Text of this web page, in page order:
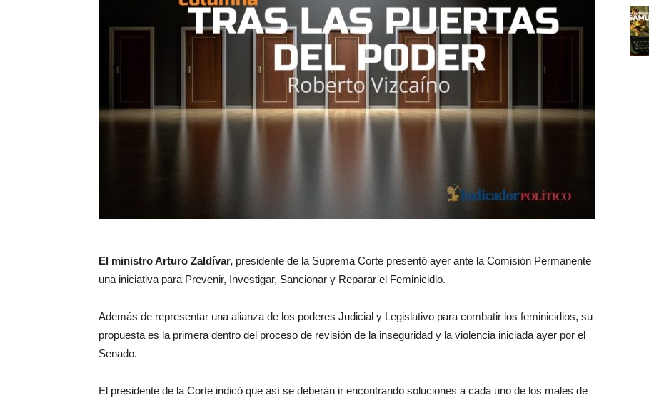
El ministro Arturo Zaldívar, presidente de la Suprema Corte presentó ayer ante la Comisión Permanente
una iniciativa para Prevenir, Investigar, Sancionar y Reparar el Feminicidio.
Además de representar una alianza de los poderes Judicial y Legislativo para combatir los feminicidios, su
propuesta es la primera dentro del proceso de revisión de la inseguridad y la violencia iniciada ayer por el
Senado.
El presidente de la Corte indicó que así se deberán ir encontrando soluciones a cada uno de los males de